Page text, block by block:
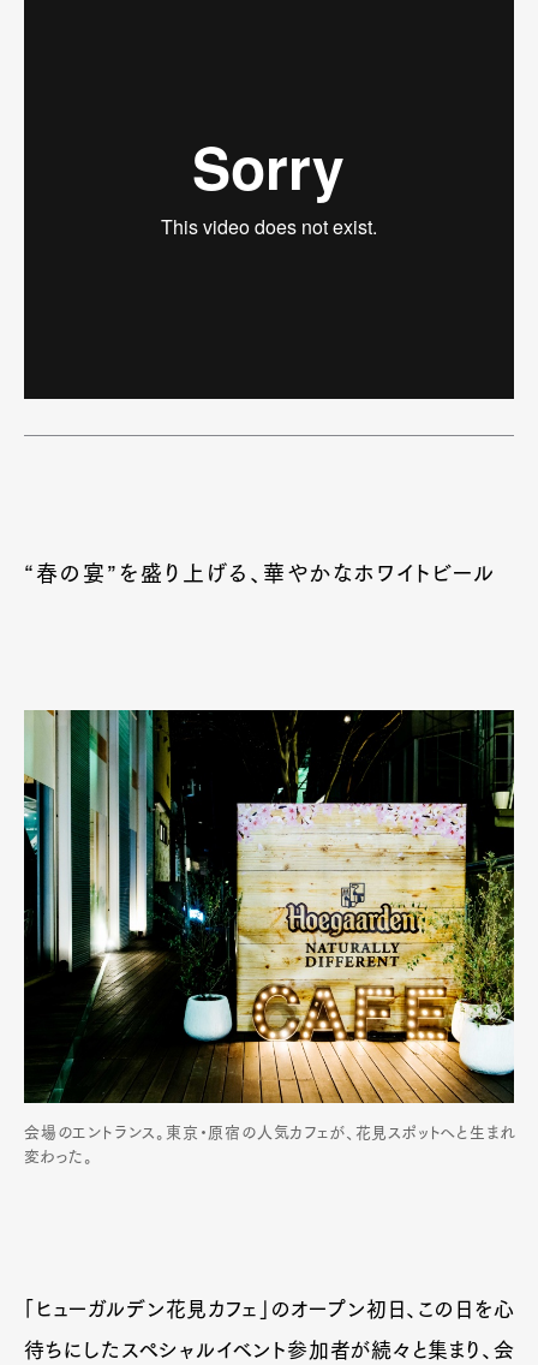
“春の宴”を盛り上げる、華やかなホワイトビール
会場のエントランス。東京・原宿の人気カフェが、花見スポットへと生まれ
変わった。
「ヒューガルデン花見カフェ」のオープン初日、この日を心
待ちにしたスペシャルイベント参加者が続々と集まり、会